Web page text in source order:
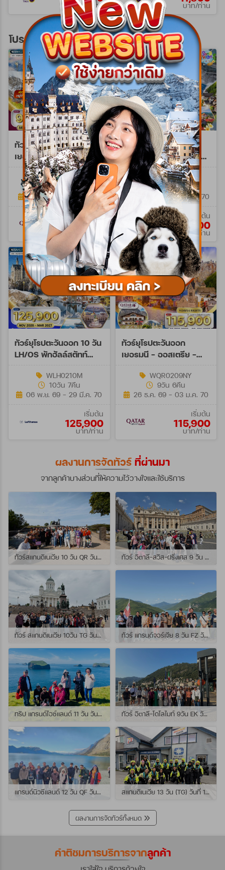
บาท/ท่าน บาท/ท่าน
โปรแกรมทัวร์ยุโรปตะวันออก
ทัวร์ยุโรปตะวันออก
เยอรมัน-เชค-ออสเตรีย-
ฮังการี 9 วัน (QR) SEP
26 - AUG 27 Spe A
WQR0209Z
9วัน 6คืน
19 ก.ย. 69 - 19 ส.ค. 70
เริ่มต้น
95,900
บาท/ท่าน
ทัวร์พรีเมี่ยมยุโรปตะวัน
ออก 11 วัน (TG) 09 - 19
APR 27 Songkran
WPTG0211SK
11 วัน 8 คืน
09 เม.ย. 70 - 19 เม.ย. 70
เริ่มต้น
159,900
บาท/ท่าน
ทัวร์ยุโรปตะวันออก 10 วัน
LH/OS พักฮัลล์สตัทท์
WLH0210M
10วัน 7คืน
06 พ.ย. 69 - 29 มี.ค. 70
เริ่มต้น
125,900
บาท/ท่าน
ทัวร์ยุโรปตะวันออก
เยอรมนี - ออสเตรีย -
9วัน 6คืน (QR)
WQR0209NY
9วัน 6คืน
26 ธ.ค. 69 - 03 ม.ค. 70
เริ่มต้น
115,900
บาท/ท่าน
ผลงานการจัดทัวร์ ที่ผ่านมา
จากลูกค้าบางส่วนที่ให้ความไว้วางใจและใช้บริการ
ทัวร์สแกนดิเนเวีย 10 วัน QR วันที่ 23 กรกฏาคม - 01 สิงหาคม 2569 เดินทางกับไกด์พี่จุ้ย และ พี่กั้ง ทัวร์ อิตาลี-สวิส-ฝรั่งเศส 9 วัน QR วันที่ 24 กรกฏาคม - 01 สิงหาคม 2569 เดินทางกับไกด์พี่เช
ทัวร์ สแกนดิเนเวีย 10วัน TG วันที่ 24 กรกฏาคม - 02 สิงหาคม 2569 เดินทางกับไกด์พี่ยอร์ช ทัวร์ แกรนด์จอร์เจีย 8 วัน FZ วันที่ 26 กรกฎาคม - 02 สิงหาคม 2569 เดินทางกับไกด์พี่โจ๊ก
ทริป แกรนด์ไอซ์แลนด์ 11 วัน วันที่ 25 กรกฏาคม - 04 สิงหาคม 2569 เดินทางกับไกด์พี่เปิ้ล ทัวร์ อิตาลี-โดโลไมท์ 9วัน EK วันที่ 21 - 29 กรกฏาคม 2569 เดินทางกับไกด์พี่หนุ่ม
แกรนด์นิวซีแลนด์ 12 วัน QF วันที่ 22 กรกฎาคม - 3 สิงหาคม 2569 เดินทางกับไกด์พี่โจ้ สแกนดิเนเวีย 13 วัน (TG) วันที่ 10-22 กรกฏาคม 2569 เดินทางกับไกด์พี่เต้ย
ผลงานการจัดทัวร์ทั้งหมด
คำติชมการบริการจากลูกค้า